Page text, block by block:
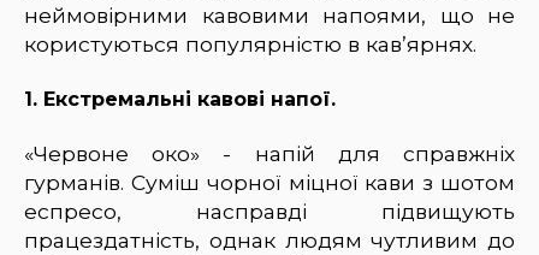
неймовірними кавовими напоями, що не
користуються популярністю в кав’ярнях.
1. Екстремальні кавові напої.
«Червоне око» - напій для справжніх
гурманів. Суміш чорної міцної кави з шотом
еспресо, насправді підвищують
працездатність, однак людям чутливим до